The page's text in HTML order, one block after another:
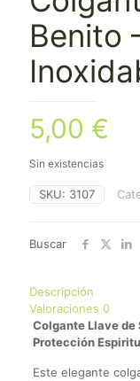
Benito
5,00 €
Sin existencias
SKU: 3107
Buscar
Descripción
Valoraciones 0
Colgante Llave de
Protección
Este elegante